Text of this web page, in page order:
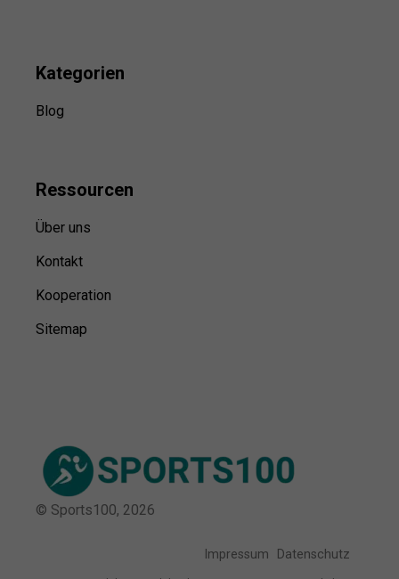
Kategorien
Blog
Ressourcen
Über uns
Kontakt
Kooperation
Sitemap
© Sports100, 2026
Impressum Datenschutz